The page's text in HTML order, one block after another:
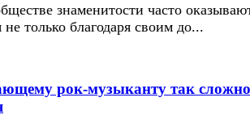
знаменитости часто
только благодаря своим до...
рок-музыканту так сложно